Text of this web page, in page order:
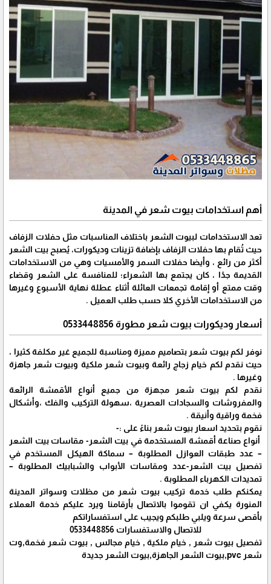
أهم استخدامات بيوت شعر في المدينة
تعد الاستخدامات لبيوت الشعر باختلاف المناسبات مثل حفلات الزفاف
حيث تُقام بها حفلات الزفاف بإضافة تزينات وديكورات، يُصبح بيت الشعر
أكثر من رائع ، وأيضا حفلات السمر والأمسيات وهي من الاستخدامات
القديمة جدًا ، كان يجتمع بها الشعراء؛ للمنافسة على الشعر وقضاء
وقت ممتع أو إقامة تجمعات العائلة أثناء عطلة نهاية الأسبوع وغيرها
من الاستخدامات الأخري كلا حسب طلب العميل .
أسعار وديكورات بيوت شعر مطورة 0533448856
نوفر لكم بيوت شعر بتصاميم مميزة ومناسبة للجميع غير مكلفة كثيرا ،
حيث نقدم لكم خيام زجاج رائعة وبيوت شعر ملكية وبيوت شعر جاهزة
وغيرها .
نقدم لكم بيوت شعر مجهزة من جميع أنواع الأقمشة الرائعة
والمفروشات والسجادات العصرية ،سهولة التركيب والفك ،وأشكال
فخمة وراقية وأنيقة .
نقوم بتحديد اسعار بيوت شعر بناءً على :-
أنواع صناعة أقمشة المستخدمة في بيت الشعر- مقاسات بيت الشعر
– عدد طبقات ‏العوازل المطلوبة – سماكة الهيكل المستخدم في
تفصيل بيت الشعر-عدد ومقاسات الأبواب والشبابيك المطلوبة –
تمديدات ‏الكهرباء المطلوبة .‏
يمكنكم طلب خدمة تركيب بيوت شعر من مظلات وسواتر المدينة
المنورة يكفي ان تقوموا بالاتصال بأرقامنا ويرد عليكم خدمة العملاء
بأقصى سرعة ويلبي طلبكم ويجيب على استفساراتكم
للاتصال والاستفسارات 0533448856
تفصيل بيوت شعر , خيام ملكية , خيام مجالس , بيوت شعر فخمة,وت
شعر pvc,بيوت الشعر الجاهزة,بيوت الشعر جديدة